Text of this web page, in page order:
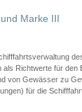
Marke III
Richtwerte für
von Gewässer zu
für die